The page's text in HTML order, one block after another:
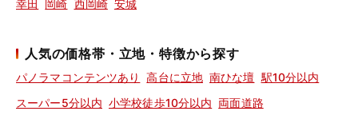
幸田
岡崎 西岡崎 安城
人気の価格帯・立地・特徴から探す
パノラマコンテンツあり 高台に立地 南ひな壇 駅10分以内
スーパー5分以内 小学校徒歩10分以内 両面道路